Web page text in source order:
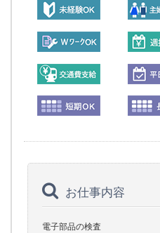
お仕事内容
電子部品の検査